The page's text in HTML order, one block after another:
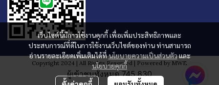
เว็บไซต์นี้มีการใช้งานคุกกี้ เพื่อเพิ่มประสิทธิภาพและ
ประสบการณ์ที่ดีในการใช้งานเว็บไซต์ของท่าน ท่านสามารถ
อ่านรายละเอียดเพิ่มเติมได้ที่นโยบายความเป็นส่วนตัวและ
นโยบายคุกกี้
Copyright 2024 | All Rights Reserved | Powered by MWE
ผู้เข้าชมทั้งหมด745,830